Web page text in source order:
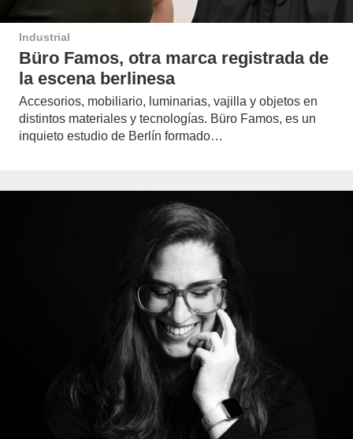
Industrial
Büro Famos, otra marca registrada de
la escena berlinesa
Accesorios, mobiliario, luminarias, vajilla y objetos en
distintos materiales y tecnologías. Büro Famos, es un
inquieto estudio de Berlín formado…